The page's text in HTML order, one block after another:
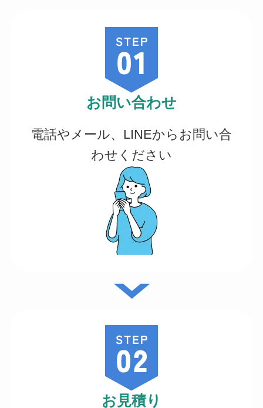
お問い合わせ
電話やメール、LINEからお問い合
わせください
お見積り